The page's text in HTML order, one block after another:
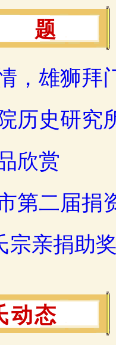
题
，雄狮拜
历史研
欣赏
第二届
宗亲捐助
动态